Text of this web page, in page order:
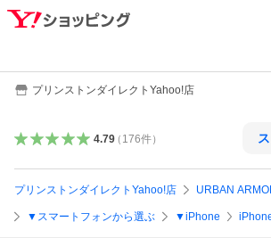
プリンストンダイレクトYahoo!店
4.79（ 176件）
プリンストンダイレクトYahoo!店 URBAN
▼スマートフォンから選ぶ ▼iPhone